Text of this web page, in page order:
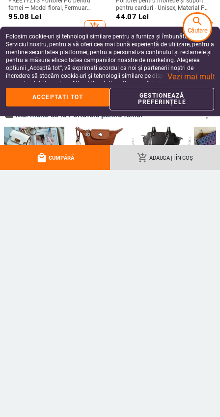
local_mall CUMPĂRĂ add_shopping_cart ADAUGAȚI ÎN COȘ
femei — Model floral, Fermuar
vertical pentru monede,
Compartiment pentru carduri,
la uzură
95.08 Lei
add_shopping_cart
pentru carduri - Unisex, Material PU,
Portofel cu 1 pli
44.07 Lei
add_shopping_cart
Geantă transparentă din PVC
pentru monede, cu clip, simplă,
portabilă, mini, pentru depozitarea
Lei
add_shopping_cart
Pungă din silicon pentru monede
cu fermoar, unisex, stil urban
minimalist, impermeabil
47.40 - 51.29Lei
Folosim cookie-uri și tehnologii similare pentru a furniza și îmbunătăți
Serviciul nostru, pentru a vă oferi cea mai bună experiență de utilizare, pentru a
menține securitatea platformei, pentru a personaliza conținutul și reclamele și
pentru a măsura eficacitatea campaniilor noastre de marketing. Alegerea
opțiunii „Acceptă tot”, vă exprimați acordul ca noi și partenerii noștri de
încredere să stocăm cookie-uri și tehnologii similare pe dispozitivul dvs. în
scopuri publicitare și analitice. Vă puteți gestiona preferințele în orice moment
făcând clic pe „Gestionează preferințele”. Pentru mai multe informații, vă
rugăm să consultațiPolitica noastră de confidențialitate.
Vezi mai mult
ACCEPTAȚI TOT
GESTIONEAZĂ
PREFERINȚELE
search
Căutare